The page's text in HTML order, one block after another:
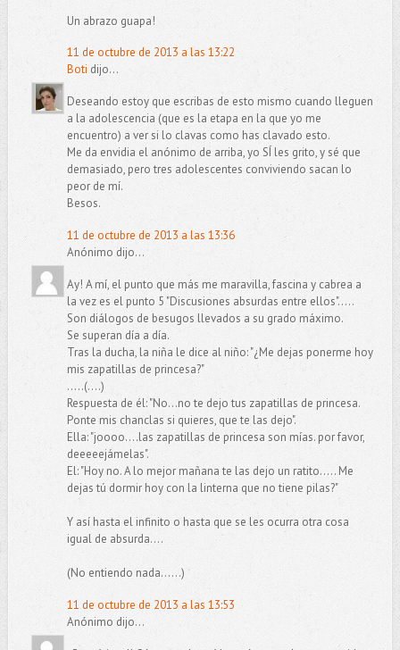
Un abrazo guapa!
11 de octubre de 2013 a las 13:22
Boti dijo...
Deseando estoy que escribas de esto mismo cuando lleguen
a la adolescencia (que es la etapa en la que yo me
encuentro) a ver si lo clavas como has clavado esto.
Me da envidia el anónimo de arriba, yo SÍ les grito, y sé que
demasiado, pero tres adolescentes conviviendo sacan lo
peor de mí.
Besos.
11 de octubre de 2013 a las 13:36
Anónimo dijo...
Ay! A mí, el punto que más me maravilla, fascina y cabrea a
la vez es el punto 5 "Discusiones absurdas entre ellos".....
Son diálogos de besugos llevados a su grado máximo.
Se superan día a día.
Tras la ducha, la niña le dice al niño: "¿Me dejas ponerme hoy
mis zapatillas de princesa?"
.....(....)
Respuesta de él: "No...no te dejo tus zapatillas de princesa.
Ponte mis chanclas si quieres, que te las dejo".
Ella: "joooo....las zapatillas de princesa son mías. por favor,
deeeeejámelas".
El: "Hoy no. A lo mejor mañana te las dejo un ratito..... Me
dejas tú dormir hoy con la linterna que no tiene pilas?"
Y así hasta el infinito o hasta que se les ocurra otra cosa
igual de absurda....
(No entiendo nada......)
11 de octubre de 2013 a las 13:53
Anónimo dijo...